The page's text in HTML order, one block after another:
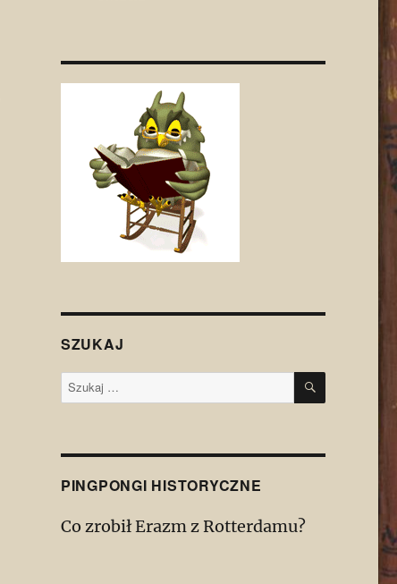
SZUKAJ
Szukaj: SZUKAJ
PINGPONGI HISTORYCZNE
Co zrobił Erazm z Rotterdamu?